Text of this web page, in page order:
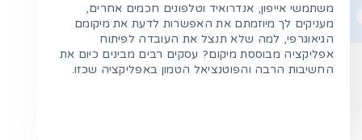
משתמשי אייפון, אנדרואיד וטלפונים חכמים אחרים,
מעניקים לך מיוזמתם את האפשרות לדעת את מיקומם
הגיאוגרפי, למה שלא תנצל את העובדה לפיתוח
אפליקציה מבוססת מיקום? עסקים רבים מבינים כיום את
החשיבות הרבה והפוטנציאל הטמון באפליקציה שכזו.